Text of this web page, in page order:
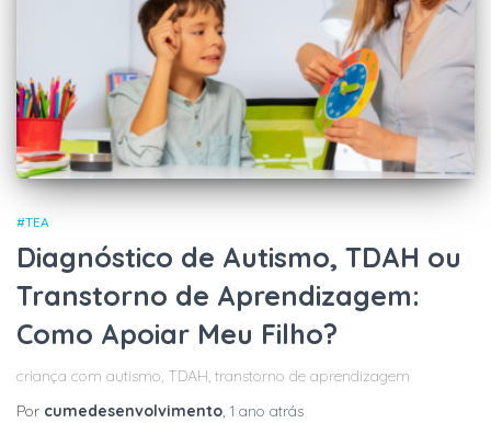
#TEA
Diagnóstico de Autismo, TDAH ou
Transtorno de Aprendizagem:
Como Apoiar Meu Filho?
criança com autismo, TDAH, transtorno de aprendizagem
Por cumedesenvolvimento, 1 ano atrás